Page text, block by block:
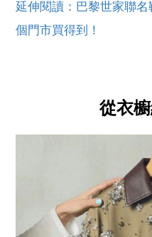
延伸閱讀：巴黎世家聯
個門市買得到！
從衣